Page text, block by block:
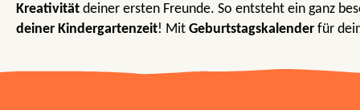
Kreativität deiner ersten Freunde. So entsteht ein ganz
deiner Kindergartenzeit! Mit Geburtstagskalender für